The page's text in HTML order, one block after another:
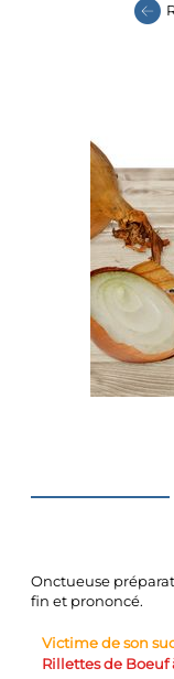
Onctueuse
fin et prononcé.
Victime de son
Rillettes de Boeuf